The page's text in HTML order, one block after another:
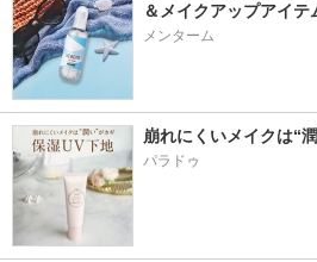
＆メイクアップアイテ
メンターム
崩れにくいメイクは“
パラドゥ